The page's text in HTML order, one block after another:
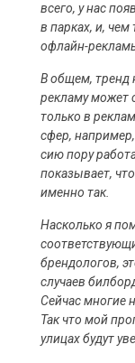
всего, у нас
в парках, и, чем
офлайн-
В общем, тренд
рекламу может
только в
сфер,
сию пору
показывает,
именно так.
Насколько я
брендологов,
случаев
Сейчас многие
Так что мой
улицах будут